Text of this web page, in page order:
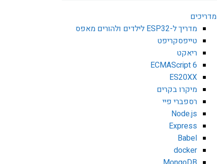
מדריכים
מדריך ל-ESP32 לילדים ולהורים מאפס
טייפסקריפט
ריאקט
ECMAScript 6
ES20XX
מיקרו בקרים
רספברי פיי
Node.js
Express
Babel
docker